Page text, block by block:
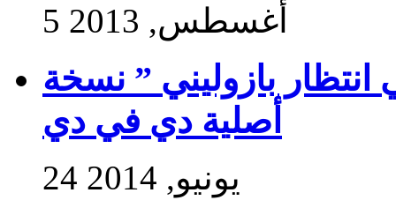
5 أغسطس, 2013
بازوليني ” نسخة
أصلية دي في دي
24 يونيو, 2014